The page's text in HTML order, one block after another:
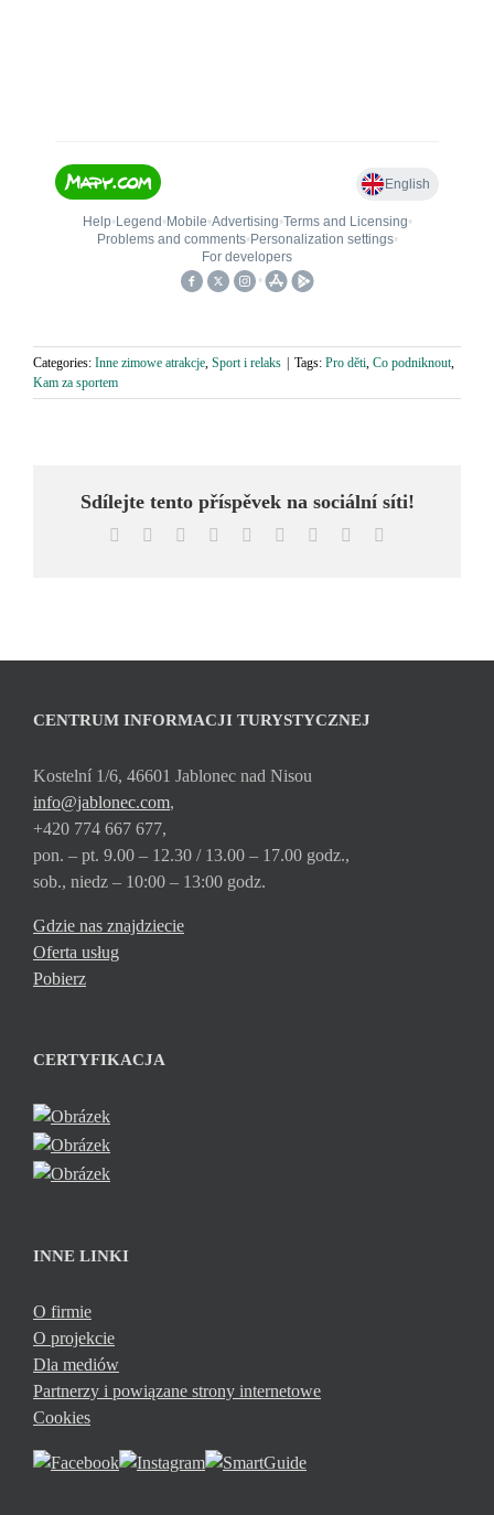
Categories: Inne zimowe atrakcje, Sport i relaks Tags: Pro děti, Co podniknout,
Kam za sportem
Sdílejte tento příspěvek na sociální síti!
Facebook Reddit LinkedInWhatsApp
TumblrPinterest
CENTRUM INFORMACJI TURYSTYCZNEJ
Kostelní 1/6, 46601 Jablonec nad Nisou
info@jablonec.com,
+420 774 667 677,
pon. – pt. 9.00 – 12.30 / 13.00 – 17.00 godz.,
sob., niedz – 10:00 – 13:00 godz.
Gdzie nas znajdziecie
Oferta usług
Pobierz
CERTYFIKACJA
INNE LINKI
O firmie
O projekcie
Dla mediów
Partnerzy i powiązane strony internetowe
Cookies